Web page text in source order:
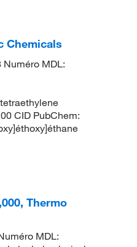
Chemicals
Numéro MDL:
CID PubChem:
Thermo
MDL: